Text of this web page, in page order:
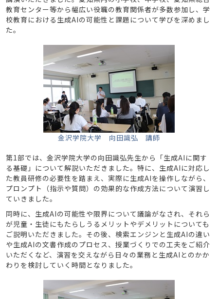
教育センター等から幅広い役職の教育関係者が多数参加し、学
校教育における生成AIの可能性と課題について学びを深めまし
た。
金沢学院大学 向田識弘 講師
第1部では、金沢学院大学の向田識弘先生から「生成AIに関す
る基礎」について解説いただきました。特に、生成AIに対応し
た教員研修の必要性を踏まえ、実際に生成AIを操作しながら、
プロンプト（指示や質問）の効果的な作成方法について演習し
ていきました。
同時に、生成AIの可能性や限界について議論がなされ、それら
が児童・生徒にもたらしうるメリットやデメリットについても
ご説明いただきました。その後、検索エンジンと生成AIの違い
や生成AIの文書作成のプロセス、授業づくりでの工夫をご紹介
いただくなど、演習を交えながら日々の業務と生成AIとのかか
わりを検討していく時間となりました。